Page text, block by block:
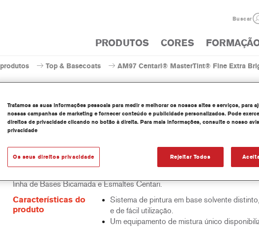
Buscar
PRODUTOS CORES
Top & Basecoats AM97 Centari® MasterTint® Fine Extra
AM97 Centari® MasterTint®
linha de Bases Bicamada e Esmaltes Centari.
Características do
produto
Sistema de pintura em base solvente
e de fácil utilização.
Um equipamento de mistura único
Tratamos as suas informações pessoais para medir e melhorar os nossos sites e serviços, para
nossas campanhas de marketing e fornecer conteúdo e publicidade personalizados. Pode
direitos de privacidade clicando no botão à direita. Para mais informações, consulte o nosso
privacidade
Rejeitar Todos
Os seus direitos privacidade